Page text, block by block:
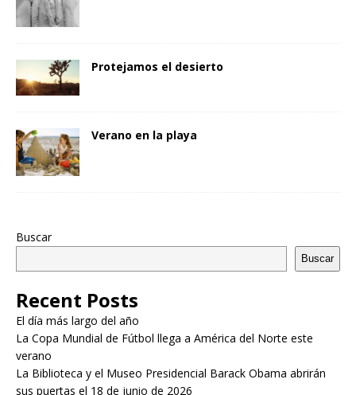
Protejamos el desierto
Verano en la playa
Buscar
Buscar
Recent Posts
El día más largo del año
La Copa Mundial de Fútbol llega a América del Norte este
verano
La Biblioteca y el Museo Presidencial Barack Obama abrirán
sus puertas el 18 de junio de 2026